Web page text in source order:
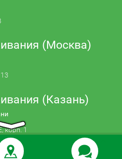
(Москва)
(Казань)
корп. 1
Подтверждаю
сайт, вы даете
cookie,